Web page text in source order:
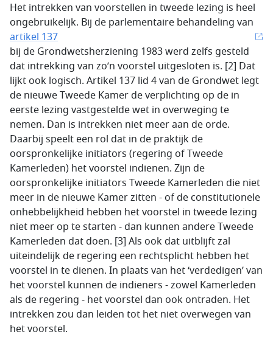
Het intrekken van voorstellen in tweede lezing is heel
ongebruikelijk. Bij de parlementaire behandeling van
artikel 137
bij de Grondwetsherziening 1983 werd zelfs gesteld
dat intrekking van zo’n voorstel uitgesloten is. [2] Dat
lijkt ook logisch. Artikel 137 lid 4 van de Grondwet legt
de nieuwe Tweede Kamer de verplichting op de in
eerste lezing vastgestelde wet in overweging te
nemen. Dan is intrekken niet meer aan de orde.
Daarbij speelt een rol dat in de praktijk de
oorspronkelijke initiators (regering of Tweede
Kamerleden) het voorstel indienen. Zijn de
oorspronkelijke initiators Tweede Kamerleden die niet
meer in de nieuwe Kamer zitten - of de constitutionele
onhebbelijkheid hebben het voorstel in tweede lezing
niet meer op te starten - dan kunnen andere Tweede
Kamerleden dat doen. [3] Als ook dat uitblijft zal
uiteindelijk de regering een rechtsplicht hebben het
voorstel in te dienen. In plaats van het ‘verdedigen’ van
het voorstel kunnen de indieners - zowel Kamerleden
als de regering - het voorstel dan ook ontraden. Het
intrekken zou dan leiden tot het niet overwegen van
het voorstel.